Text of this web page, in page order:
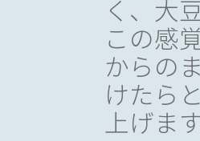
く、大
この感
からの
けたら
上げます